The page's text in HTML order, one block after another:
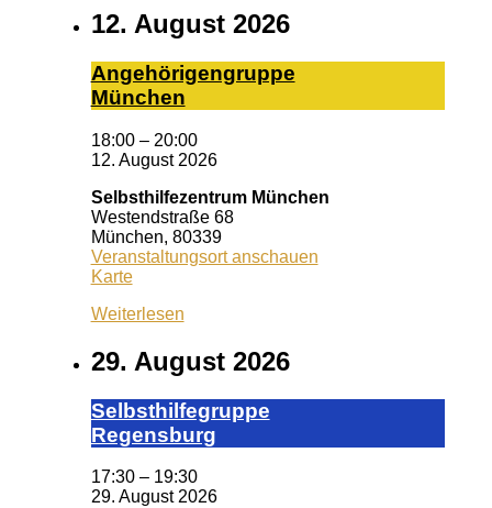
12. August 2026
An­ge­hö­ri­gen­grup­pe
Mün­chen
18:00 – 20:00
12. August 2026
Selbsthilfezentrum München
Westendstraße 68
München, 80339
Veranstaltungsort anschauen
KarteSelbsthilfezentrum
Weiterlesen
29. August 2026
Selbst­hil­fe­grup­pe
Re­gens­burg
17:30 – 19:30
29. August 2026